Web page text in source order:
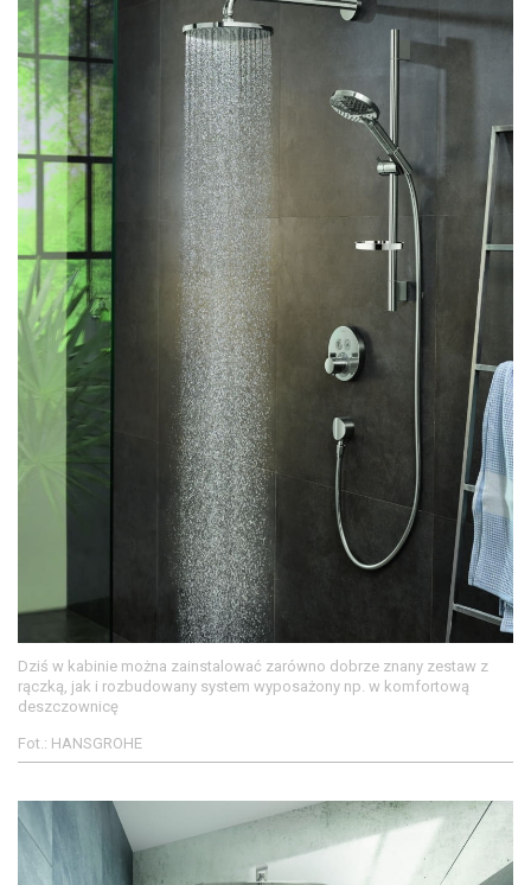
Dziś w kabinie można zainstalować zarówno dobrze znany zestaw z
rączką, jak i rozbudowany system wyposażony np. w komfortową
deszczownicę
Fot.: HANSGROHE